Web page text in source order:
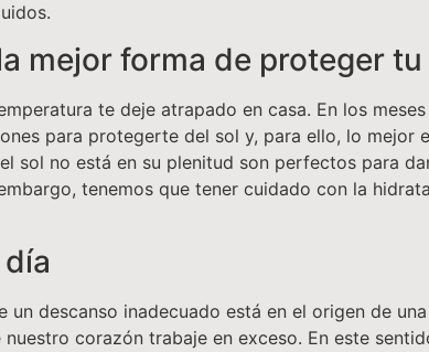
mejor forma de proteger
te deje atrapado en casa. En los
para protegerte del sol y, para ello, lo mejor
sol no está en su plenitud son perfectos para
tenemos que tener cuidado con la
un descanso inadecuado está en el origen de
corazón trabaje en exceso. En este